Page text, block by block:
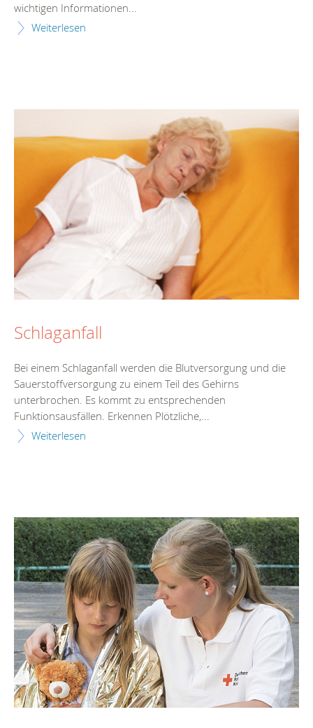
wichtigen Informationen...
Weiterlesen
Schlaganfall
Bei einem Schlaganfall werden die Blutversorgung und die
Sauerstoffversorgung zu einem Teil des Gehirns
unterbrochen. Es kommt zu entsprechenden
Funktionsausfällen. Erkennen Plötzliche,...
Weiterlesen